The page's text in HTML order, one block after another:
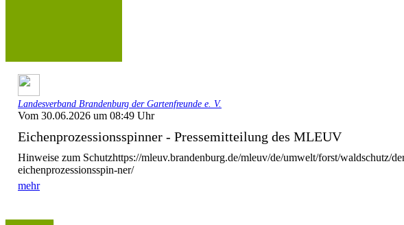
Landesverband Brandenburg der Gartenfreunde e. V.
Vom 30.06.2026 um 08:49 Uhr
Eichenprozessionsspinner - Pressemitteilung des MLEUV
Hinweise zum Schutzhttps://mleuv.brandenburg.de/mleuv/de/umwelt/forst/waldschutz/
eichenprozessionsspin-ner/
mehr